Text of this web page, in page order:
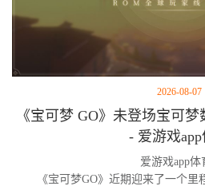
2026-08-07
《宝可梦 GO》未登场宝可梦
- 爱游戏
爱游戏app体
《宝可梦GO》近期迎来了一个里